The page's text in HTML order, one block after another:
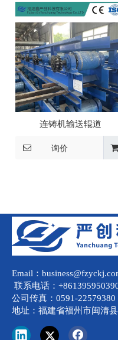
连铸机输送辊道
询价
Email：
联系电话：
公司传真：0591-22579380
地址：福建省福州市闽清